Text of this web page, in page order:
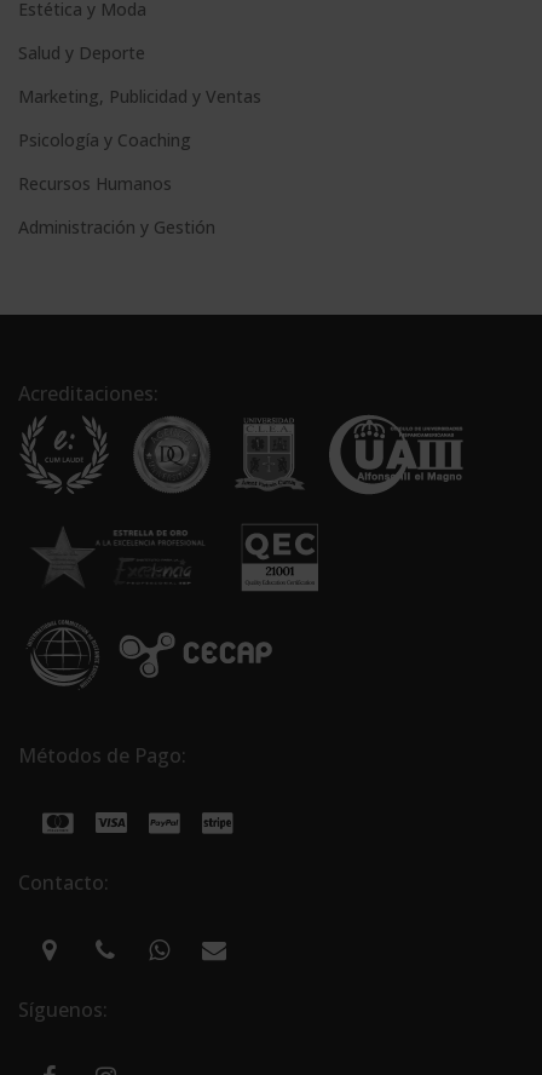
Estética y Moda
Salud y Deporte
Marketing, Publicidad y Ventas
Psicología y Coaching
Recursos Humanos
Administración y Gestión
Acreditaciones:
Métodos de Pago:
Contacto:
Síguenos: